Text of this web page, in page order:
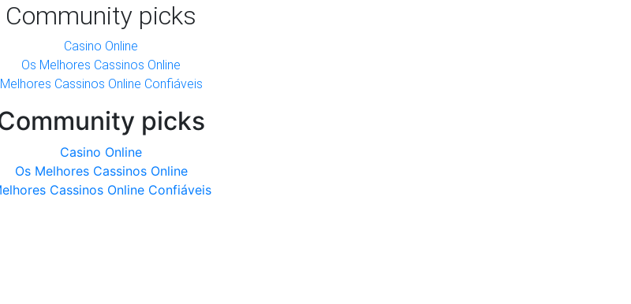
Community picks
Casino Online
Os Melhores Cassinos Online
Melhores Cassinos Online Confiáveis